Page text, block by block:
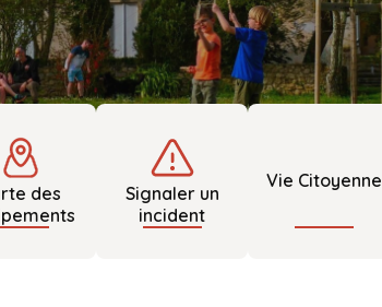
des
Signaler un
incident
Vie Citoyenne